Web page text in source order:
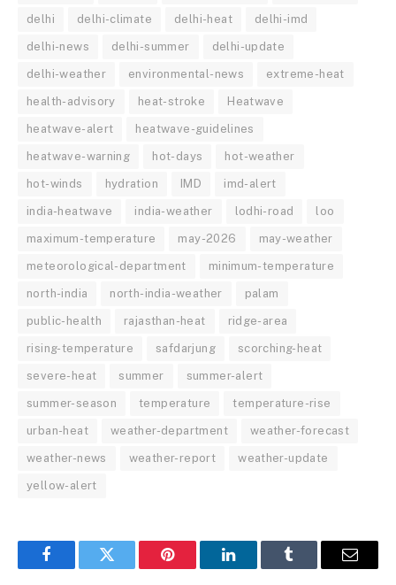
delhi delhi-climate delhi-heat delhi-imd
delhi-news delhi-summer delhi-update
delhi-weather environmental-news extreme-heat
health-advisory heat-stroke Heatwave
heatwave-alert heatwave-guidelines
heatwave-warning hot-days hot-weather
hot-winds hydration IMD imd-alert
india-heatwave india-weather lodhi-road loo
maximum-temperature may-2026 may-weather
meteorological-department minimum-temperature
north-india north-india-weather palam
public-health rajasthan-heat ridge-area
rising-temperature safdarjung scorching-heat
severe-heat summer summer-alert
summer-season temperature temperature-rise
urban-heat weather-department weather-forecast
weather-news weather-report weather-update
yellow-alert
FacebookTwitter Pinterest LinkedInTumblr Email